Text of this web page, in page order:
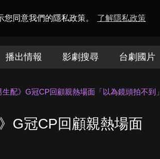
同意我們的隱私政策。 了解隱私政策
播出情報 影劇搜尋 台劇國片
配》G冠CP回顧親熱場面「以為鏡頭拍不到」
G冠CP回顧親熱場面